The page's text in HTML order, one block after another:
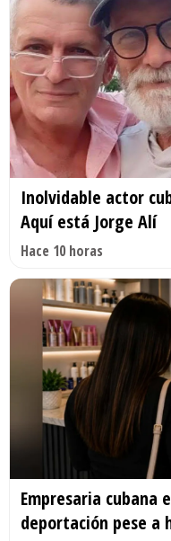
Inolvidable actor
Aquí está Jorge Alí
Hace 10 horas
Empresaria cubana
deportación pese a